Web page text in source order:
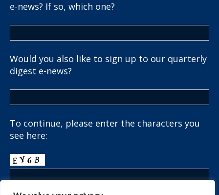
e-news? If so, which one?
Would you also like to sign up to our quarterly
digest e-news?
To continue, please enter the characters you
see here: